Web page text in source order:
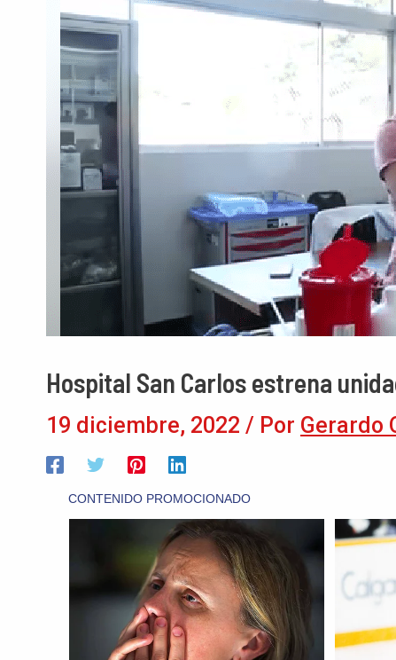
Hospital San Carlos estrena
19 diciembre, 2022 / Por Gerardo